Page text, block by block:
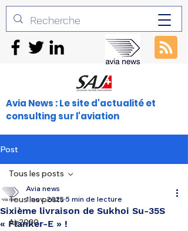
Avia News : Le site d'actualité et
consulting sur l'aviation
Post
Tous les posts
Air2030
Tous les posts
Sixième livraison de Sukhoi Su-35S
« Flanker-E » !
Avia news
1 nov. 2025 5 min de lecture